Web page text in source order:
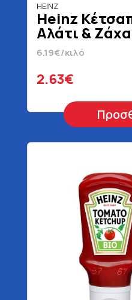
HEINZ
Heinz
Αλάτι &
425 gr
6.19€/κιλό
2.63€